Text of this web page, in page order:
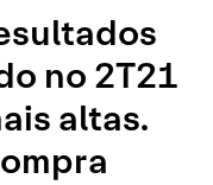
no 2T21
altas.